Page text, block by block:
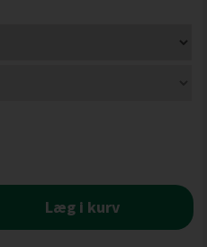
Læg i kurv